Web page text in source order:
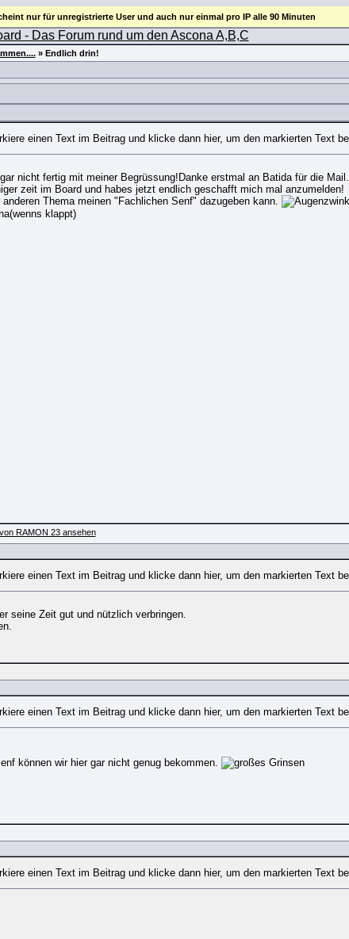
nur für unregistrierte User und auch nur einmal pro IP alle 90 Minuten
» Endlich drin!
nicht fertig mit meiner Begrüssung!Danke erstmal an Batida für die Mail.
zeit im Board und habes jetzt endlich geschafft mich mal anzumelden!
Thema meinen "Fachlichen Senf" dazugeben kann.
klappt)
seine Zeit gut und nützlich verbringen.
können wir hier gar nicht genug bekommen.